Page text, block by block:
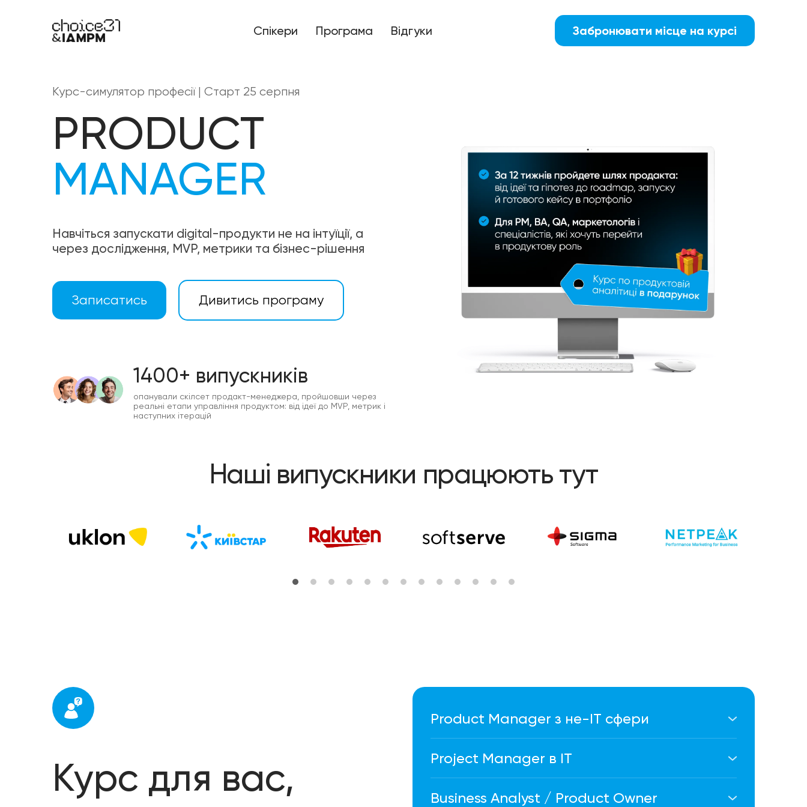
Спікери Програма Відгуки Забронювати місце на курсі
Курс-симулятор професії | Старт 25 серпня
PRODUCT
MANAGER
Навчіться запускати digital-продукти не на інтуїції, а
через дослідження, MVP, метрики та бізнес-рішення
Записатись Дивитись програму
1400+ випускників
опанували скілсет продакт-менеджера, пройшовши через
реальні етапи управління продуктом: від ідеї до MVP, метрик і
наступних ітерацій
Наші випускники працюють тут
Курс для вас,
Product Manager з не-IT сфери
Project Manager в IT
Business Analyst / Product Owner